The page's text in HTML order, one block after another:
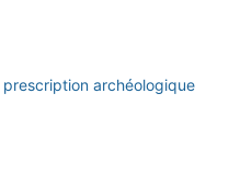
archéologique